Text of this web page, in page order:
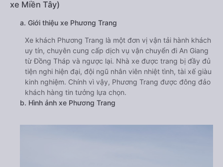
xe Miền Tây)
a. Giới thiệu xe Phương Trang
Xe khách Phương Trang là một đơn vị vận tải hành khách
uy tín, chuyên cung cấp dịch vụ vận chuyển đi An Giang
từ Đồng Tháp và ngược lại. Nhà xe được trang bị đầy đủ
tiện nghi hiện đại, đội ngũ nhân viên nhiệt tình, tài xế giàu
kinh nghiệm. Chính vì vậy, Phương Trang được đông đảo
khách hàng tin tưởng lựa chọn.
b. Hình ảnh xe Phương Trang